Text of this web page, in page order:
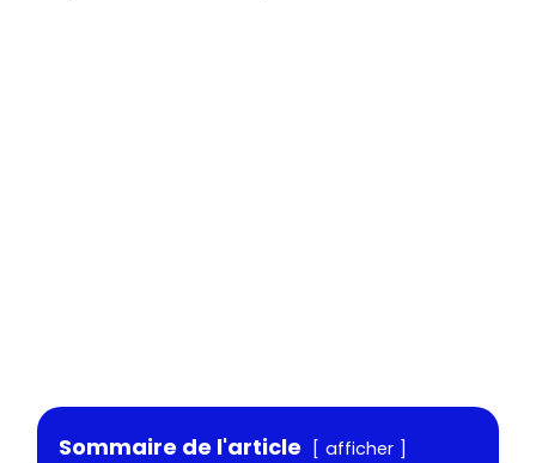
Sommaire de l'article afficher